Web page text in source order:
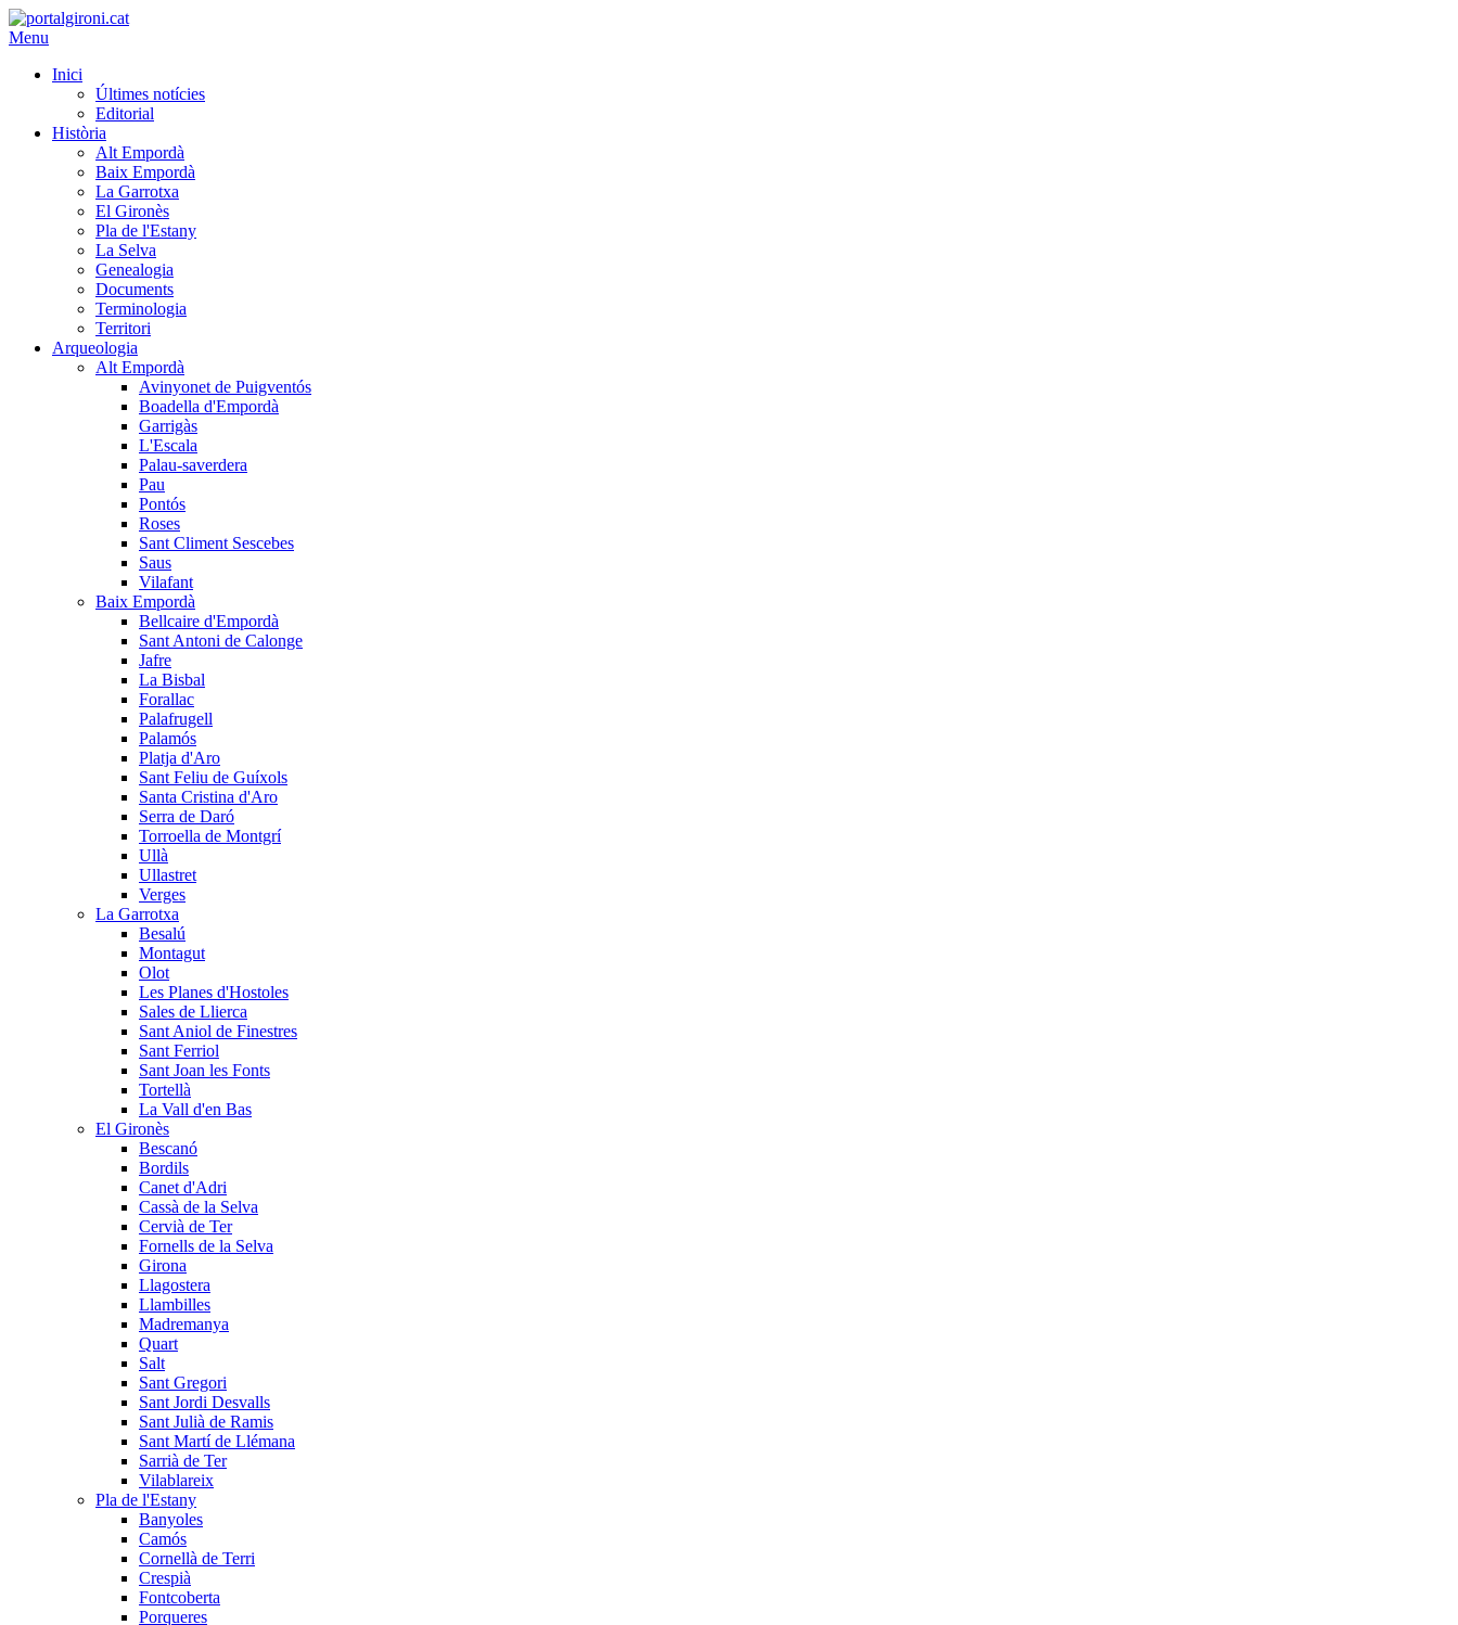
Menu
Inici
Últimes notícies
Editorial
Història
Alt Empordà
Baix Empordà
La Garrotxa
El Gironès
Pla de l'Estany
La Selva
Genealogia
Documents
Terminologia
Territori
Arqueologia
Alt Empordà
Avinyonet de Puigventós
Boadella d'Empordà
Garrigàs
L'Escala
Palau-saverdera
Pau
Pontós
Roses
Sant Climent Sescebes
Saus
Vilafant
Baix Empordà
Bellcaire d'Empordà
Sant Antoni de Calonge
Jafre
La Bisbal
Forallac
Palafrugell
Palamós
Platja d'Aro
Sant Feliu de Guíxols
Santa Cristina d'Aro
Serra de Daró
Torroella de Montgrí
Ullà
Ullastret
Verges
La Garrotxa
Besalú
Montagut
Olot
Les Planes d'Hostoles
Sales de Llierca
Sant Aniol de Finestres
Sant Ferriol
Sant Joan les Fonts
Tortellà
La Vall d'en Bas
El Gironès
Bescanó
Bordils
Canet d'Adri
Cassà de la Selva
Cervià de Ter
Fornells de la Selva
Girona
Llagostera
Llambilles
Madremanya
Quart
Salt
Sant Gregori
Sant Jordi Desvalls
Sant Julià de Ramis
Sant Martí de Llémana
Sarrià de Ter
Vilablareix
Pla de l'Estany
Banyoles
Camós
Cornellà de Terri
Crespià
Fontcoberta
Porqueres